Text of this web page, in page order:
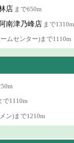
店 まで650m
南津乃峰店 まで1310m
ムセンター)まで1110m
で1110m
ン)まで1210m